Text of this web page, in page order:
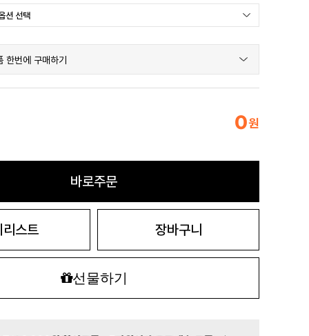
한번에 구매하기
0원
바로주문
리스트 장바구니
선물하기